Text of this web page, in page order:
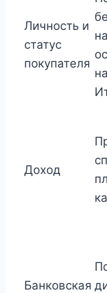
Личность и
статус
покупателя
Доход
Банковская